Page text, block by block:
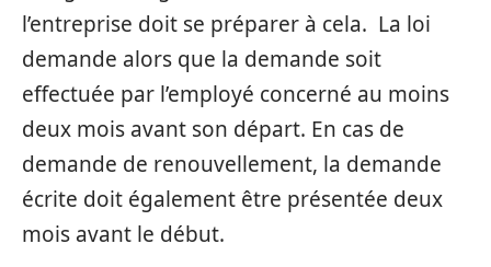
l’entreprise doit se préparer à cela. La loi
demande alors que la demande soit
effectuée par l’employé concerné au moins
deux mois avant son départ. En cas de
demande de renouvellement, la demande
écrite doit également être présentée deux
mois avant le début.